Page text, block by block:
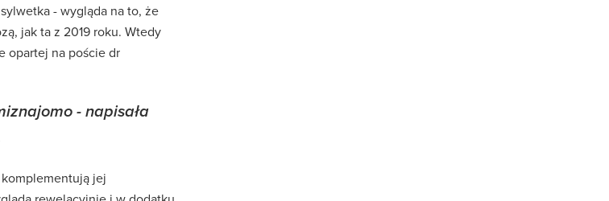
- wygląda na to, że
jak ta z 2019 roku. Wtedy
opartej na poście dr
- napisała
jej